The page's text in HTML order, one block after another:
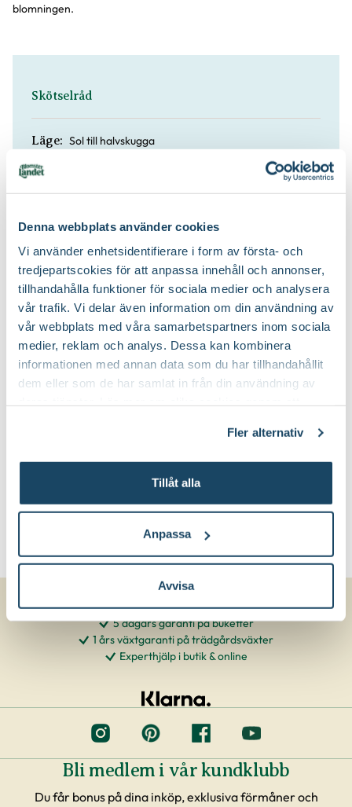
Denna webbplats använder cookies
Vi använder enhetsidentifierare i form av första- och
tredjepartscokies för att anpassa innehåll och annonser,
tillhandahålla funktioner för sociala medier och analysera
vår trafik. Vi delar även information om din användning av
vår webbplats med våra samarbetspartners inom sociala
medier, reklam och analys. Dessa kan kombinera
informationen med annan data som du har tillhandahållit
dem eller som de har samlat in från din användning av
Fler alternativ
Tillåt alla
Anpassa
Avvisa
blomningen.
Skötselråd
Läge: Sol till halvskugga
Näring: Benmjöl
Jordprodukter: Blomjord
5 dagars garanti på buketter
1 års växtgaranti på trädgårdsväxter
Experthjälp i butik & online
Bli medlem i vår kundklubb
Du får bonus på dina inköp, exklusiva förmåner och